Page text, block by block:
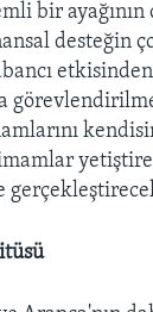
bir
desteğin